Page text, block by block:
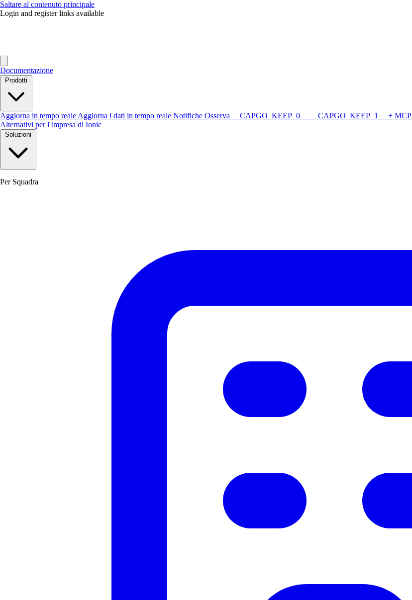
Saltare al contenuto principale
Login and register links available
Documentazione
Prodotti
Aggiorna in tempo reale Aggiorna i dati in tempo reale Notifiche Osserva __CAPGO_KEEP_0__ __CAPGO_KEEP_1__ + MCP
Alternativi per l'Impresa di Ionic
Soluzioni
Per Squadra